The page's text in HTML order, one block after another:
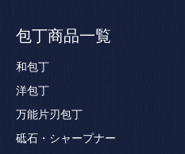
包丁商品一覧
和包丁
洋包丁
万能片刃包丁
砥石・シャープナー